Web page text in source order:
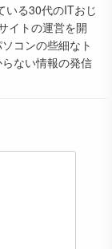
いる30代のITおじ
イトの運営を開
コンの些細なト
ない情報の発信